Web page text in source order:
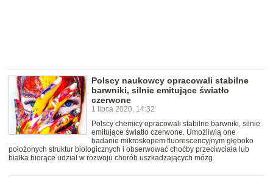
Polscy naukowcy opracowali stabilne
barwniki, silnie emitujące światło
czerwone
1 lipca 2020, 14:32
Polscy chemicy opracowali stabilne barwniki, silnie
emitujące światło czerwone. Umożliwią one
badanie mikroskopem fluorescencyjnym głęboko
położonych struktur biologicznych i obserwować choćby przeciwciała lub
białka biorące udział w rozwoju chorób uszkadzających mózg.